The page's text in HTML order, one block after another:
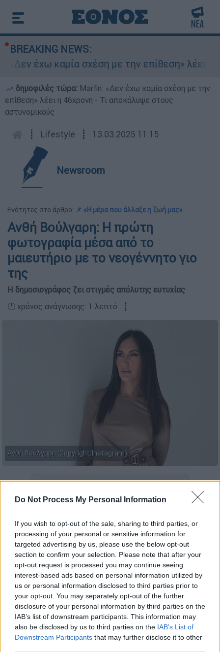
Do Not Process My Personal Information
If you wish to opt-out of the sale, sharing to third parties, or
processing of your personal or sensitive information for
targeted advertising by us, please use the below opt-out
section to confirm your selection. Please note that after your
opt-out request is processed you may continue seeing
interest-based ads based on personal information utilized by
us or personal information disclosed to third parties prior to
your opt-out. You may separately opt-out of the further
disclosure of your personal information by third parties on the
IAB’s list of downstream participants. This information may
also be disclosed by us to third parties on the IAB’s List of
Downstream Participants that may further disclose it to other
BREAKING NEWS:
έχω καμία σχέση με την επίθεση» λέει η
δημοφιλές τώρα: Marfin: «Δεν έχω καμία σχέση με την
επίθεση» λέει η 46χρονη - Τι αποκάλυψε στους
αστυνομικούς
┋ Lifestyle ┋ 13.03.2025 11:15
Newsroom
Ενότητες στο άρθρο: 📌 «Η μέρα που άλλαξε η ζωή μας»
Ανθή Βούλγαρη: Η πρώτη
φωτογραφία μέσα από το
μαιευτήριο με το νεογέννητο γιο
της
Η δημοσιογράφος ζει στιγμές απόλυτης ευτυχίας
🕛 χρόνος ανάγνωσης: 1 λεπτό ┋
Ανθή Βούλγαρη (Copyright:Instagram)
καθώς την Τρίτη (11/03),υποδέχθηκε το
πρώτο της παιδί, ένα υγιέστατο αγοράκι
καρπό του έρωτα της με τον σύζυγό της,
Κώστα Κωνσταντινίδη.
«Η μέρα που άλλαξε η ζωή μας»
Μία ημέρα μετά, ηδημοσιογράφοςκαι
παρουσιάστρια του MEGAμοιράστηκε για
πρώτη φορά με τους διαδικτυακούς της
φίλους στο Instagram μία δεύτερη